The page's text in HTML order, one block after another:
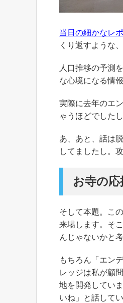
当日の細かなレ
くり返すような
人口推移の予測
な心境になる情
実際に去年のエ
ゃうほどでした
あ、あと、話は
してましたし。
お寺の
そして本題。こ
来場します。そ
んじゃないかと
もちろん「エン
レッジは私が顧
地を開発してい
いね」と話してい